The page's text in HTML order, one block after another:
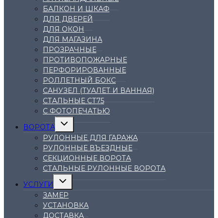
БАЛКОН И ШКАФ
ДЛЯ ДВЕРЕЙ
ДЛЯ ОКОН
ДЛЯ МАГАЗИНА
ПРОЗРАЧНЫЕ
ПРОТИВОПОЖАРНЫЕ
ПЕРФОРИРОВАННЫЕ
РОЛЛЕТНЫЙ БОКС
САНУЗЕЛ (ТУАЛЕТ И ВАННАЯ)
СТАЛЬНЫЕ СТ75
С ФОТОПЕЧАТЬЮ
ВОРОТА
Переключить
меню
РУЛОННЫЕ ДЛЯ ГАРАЖА
РУЛОННЫЕ ВЪЕЗДНЫЕ
СЕКЦИОННЫЕ ВОРОТА
СТАЛЬНЫЕ РУЛОННЫЕ ВОРОТА
УСЛУГИ
Переключить
меню
ЗАМЕР
УСТАНОВКА
ДОСТАВКА